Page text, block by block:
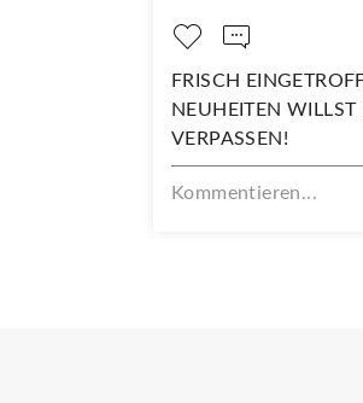
FRISCH
NEUHEITEN
VERPASSEN!
Kommentieren...